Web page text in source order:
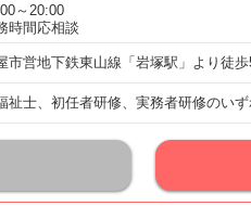
～20:00
時間応相談
市営地下鉄東山線「岩塚駅」より徒歩
祉士、初任者研修、実務者研修のい